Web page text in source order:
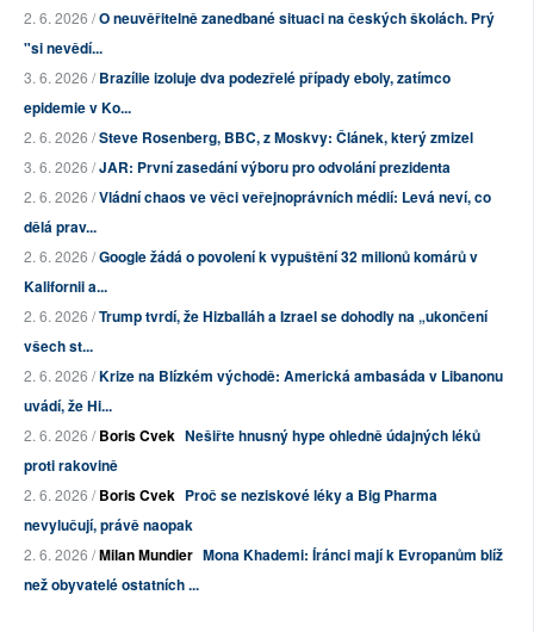
2. 6. 2026 /O neuvěřitelně zanedbané situaci na českých školách. Prý
"si nevědí...
3. 6. 2026 /Brazílie izoluje dva podezřelé případy eboly, zatímco
epidemie v Ko...
2. 6. 2026 /Steve Rosenberg, BBC, z Moskvy: Článek, který zmizel
3. 6. 2026 /JAR: První zasedání výboru pro odvolání prezidenta
2. 6. 2026 /Vládní chaos ve věci veřejnoprávních médií: Levá neví, co
dělá prav...
2. 6. 2026 /Google žádá o povolení k vypuštění 32 milionů komárů v
Kalifornii a...
2. 6. 2026 /Trump tvrdí, že Hizballáh a Izrael se dohodly na „ukončení
všech st...
2. 6. 2026 /Krize na Blízkém východě: Americká ambasáda v Libanonu
uvádí, že Hi...
2. 6. 2026 /Boris Cvek Nešiřte hnusný hype ohledně údajných léků
proti rakovině
2. 6. 2026 /Boris Cvek Proč se neziskové léky a Big Pharma
nevylučují, právě naopak
2. 6. 2026 /Milan Mundier Mona Khademi: Íránci mají k Evropanům blíž
než obyvatelé ostatních ...